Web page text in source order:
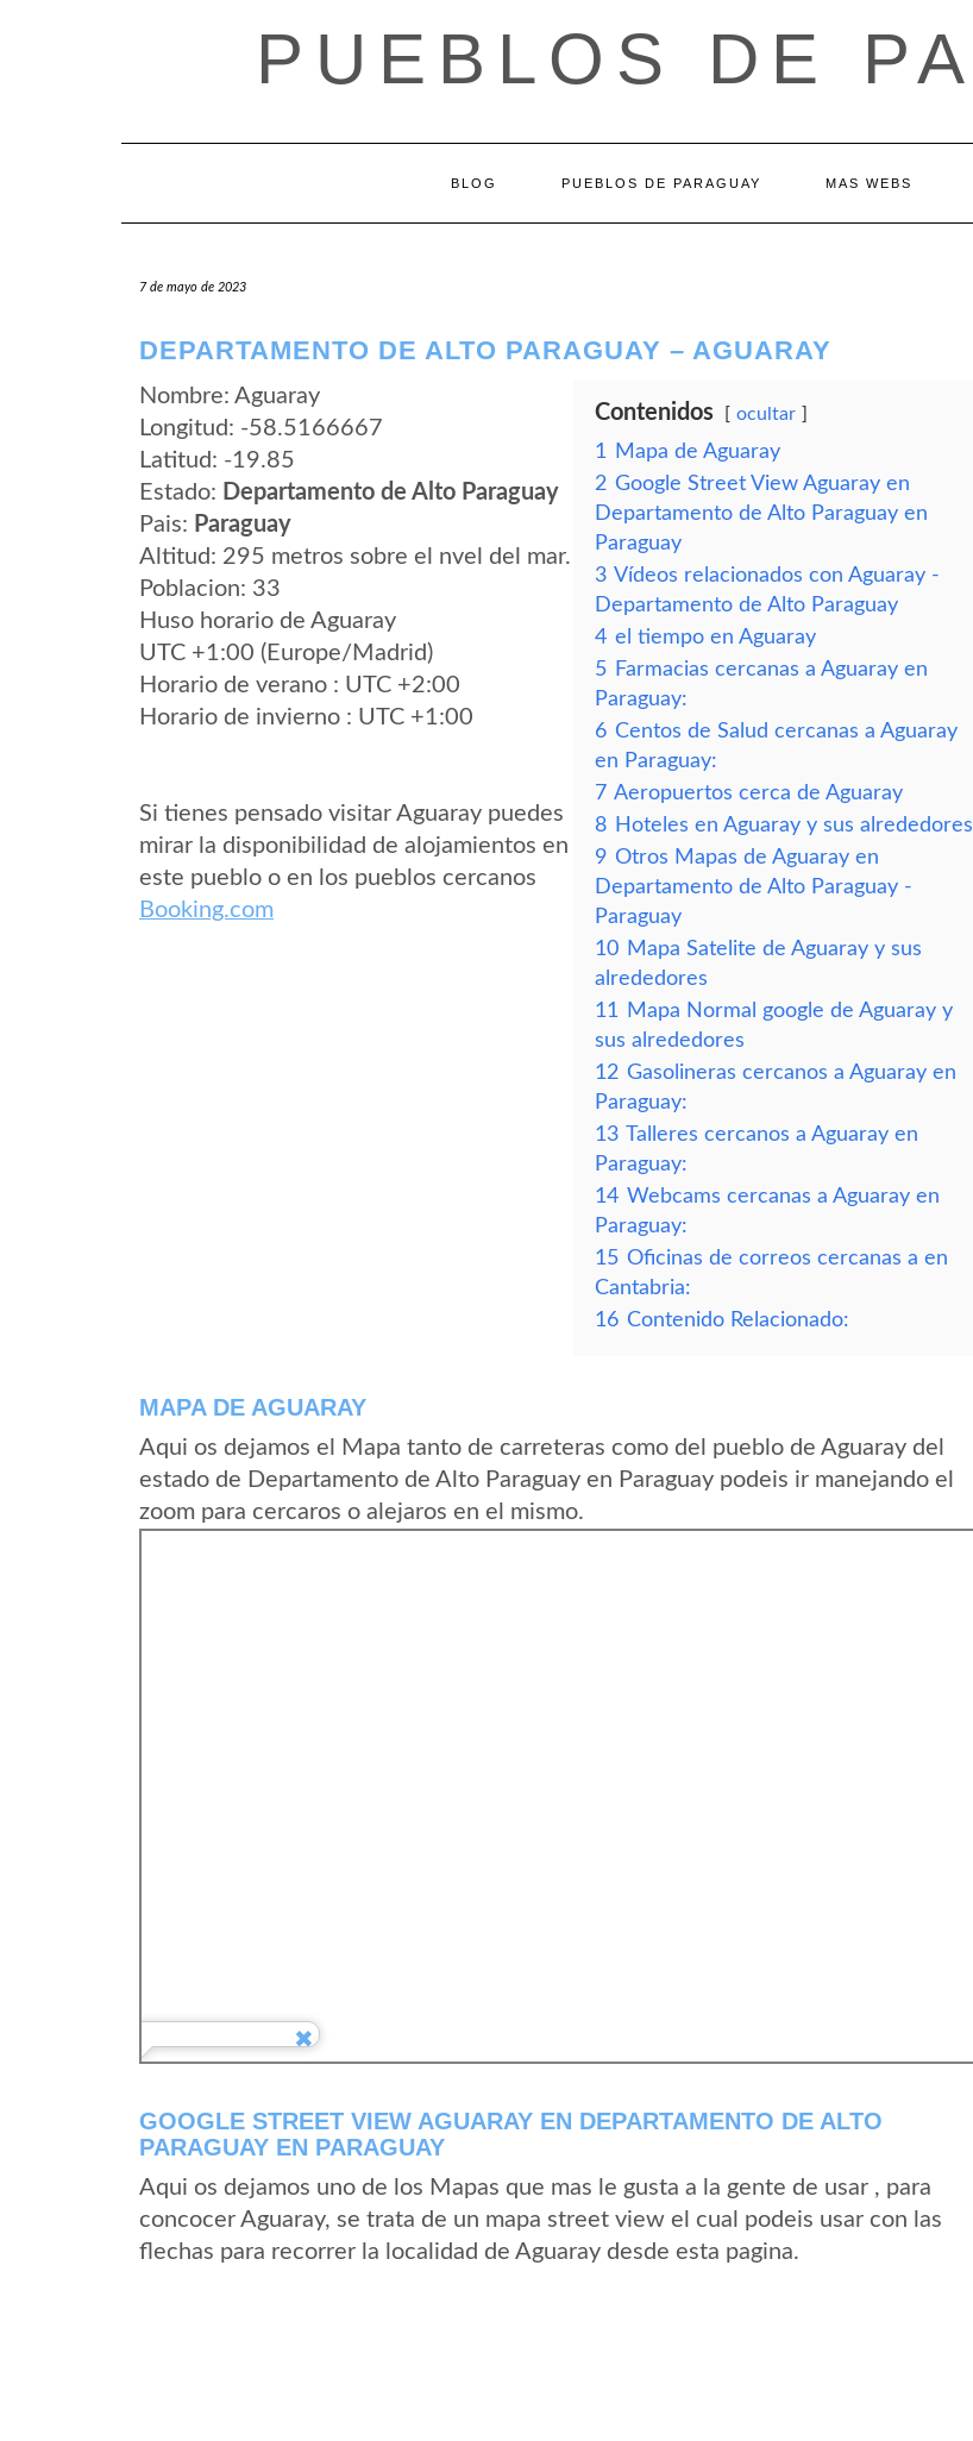
PUEBLOS DE
BLOG PUEBLOS DE PARAGUAY MAS WEBS
7 de mayo de 2023
DEPARTAMENTO DE ALTO PARAGUAY – AGUARAY
Nombre: Aguaray
Longitud: -58.5166667
Latitud: -19.85
Estado: Departamento de Alto Paraguay
Pais: Paraguay
Altitud: 295 metros sobre el nvel del mar.
Poblacion: 33
Huso horario de Aguaray
UTC +1:00 (Europe/Madrid)
Horario de verano : UTC +2:00
Horario de invierno : UTC +1:00
Si tienes pensado visitar Aguaray puedes
mirar la disponibilidad de alojamientos en
este pueblo o en los pueblos cercanos
Booking.com
Contenidos ocultar
1
Mapa de Aguaray
2 Google Street View Aguaray en
Departamento de Alto Paraguay en
Paraguay
3 Vídeos relacionados con Aguaray -
Departamento de Alto Paraguay
4 el tiempo en Aguaray
5 Farmacias cercanas a Aguaray en
Paraguay:
6 Centos de Salud cercanas a Aguaray
en Paraguay:
7 Aeropuertos cerca de Aguaray
8 Hoteles en Aguaray y sus alrededores
9 Otros Mapas de Aguaray en
Departamento de Alto Paraguay -
Paraguay
10 Mapa Satelite de Aguaray y sus
alrededores
11
Mapa Normal google de Aguaray y
sus alrededores
12 Gasolineras cercanos a Aguaray en
Paraguay:
13 Talleres cercanos a Aguaray en
Paraguay:
14 Webcams cercanas a Aguaray en
Paraguay:
15 Oficinas de correos cercanas a en
Cantabria:
16 Contenido Relacionado:
MAPA DE AGUARAY
Aqui os dejamos el Mapa tanto de carreteras como del pueblo de Aguaray del
estado de Departamento de Alto Paraguay en Paraguay podeis ir manejando el
zoom para cercaros o alejaros en el mismo.
GOOGLE STREET VIEW AGUARAY EN DEPARTAMENTO DE ALTO
PARAGUAY EN PARAGUAY
Aqui os dejamos uno de los Mapas que mas le gusta a la gente de usar , para
concocer Aguaray, se trata de un mapa street view el cual podeis usar con las
flechas para recorrer la localidad de Aguaray desde esta pagina.